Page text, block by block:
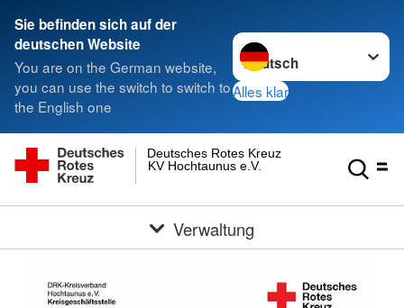
Sie befinden sich auf der
deutschen Website
You are on the German website,
you can use the switch to switch to
the English one
Sprache wechseln zu
Alles klar
KV Hochtaunus e.V.
Deutsches Rotes Kreuz
Verwaltung